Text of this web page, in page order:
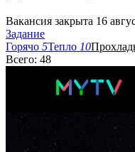
Вакансия закрыта 16
Задание
Горячо 5Тепло 10
Всего: 48